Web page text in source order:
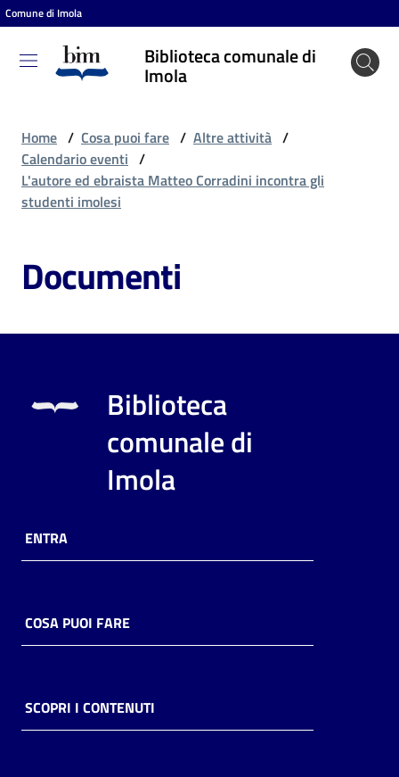
Vai al contenuto
Vai alla navigazione
Vai al footer
Comune di Imola
Biblioteca comunale di
Imola
Biblioteca
comunale
Entra
Cosa
puoi
Archivio
Home / Cosa puoi fare / Altre attività /
Calendario eventi /
L'autore ed ebraista Matteo Corradini incontra gli
studenti imolesi
Documenti
Biblioteca
comunale di
Imola
ENTRA
COSA PUOI FARE
SCOPRI I CONTENUTI